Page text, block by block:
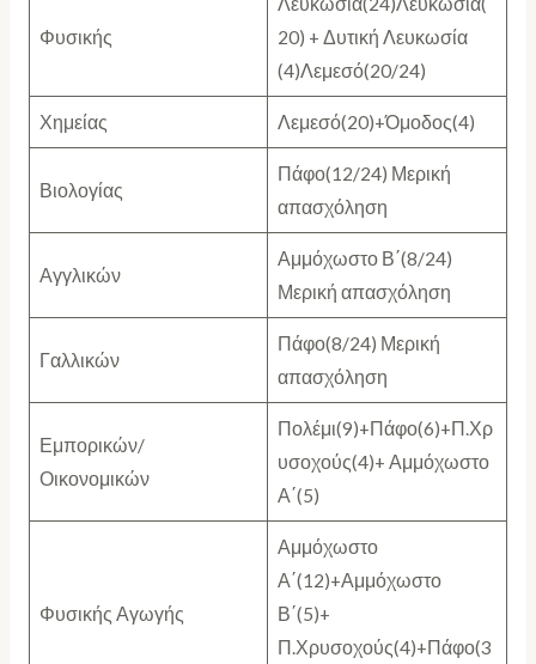
Φυσικής
20) + Δυτική Λευκωσία
(4)Λεμεσό(20/24)
Χημείας Λεμεσό(20)+Όμοδος(4)
Βιολογίας
Πάφο(12/24) Μερική
απασχόληση
Αγγλικών
Αμμόχωστο Β΄(8/24)
Μερική απασχόληση
Γαλλικών
Πάφο(8/24) Μερική
απασχόληση
Εμπορικών/
Οικονομικών
Πολέμι(9)+Πάφο(6)+Π.Χρ
υσοχούς(4)+ Αμμόχωστο
Α΄(5)
Φυσικής Αγωγής
Αμμόχωστο
Α΄(12)+Αμμόχωστο
Β΄(5)+
Π.Χρυσοχούς(4)+Πάφο(3